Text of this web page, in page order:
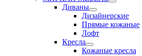
Диваны
Дизайнерские
Прямые кожаные
Лофт
Кресла
Кожаные кресла